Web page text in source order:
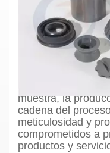
Piezas De
Silicio De Alta
Nos
cerámica de
evaluación del
proceso de
muestra, la
cadena del
meticulosidad y
comprometidos a
productos y